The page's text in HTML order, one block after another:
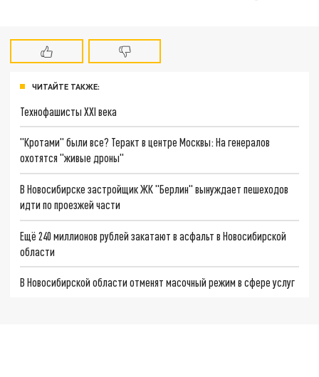
ЧИТАЙТЕ ТАКЖЕ:
Технофашисты XXI века
"Кротами" были все? Теракт в центре Москвы: На генералов
охотятся "живые дроны"
В Новосибирске застройщик ЖК "Берлин" вынуждает пешеходов
идти по проезжей части
Ещё 240 миллионов рублей закатают в асфальт в Новосибирской
области
В Новосибирской области отменят масочный режим в сфере услуг